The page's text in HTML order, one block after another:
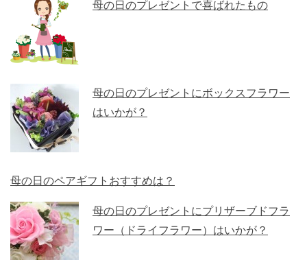
母の日のプレゼントで喜ばれたもの
母の日のプレゼントにボックスフラワー
はいかが？
母の日のペアギフトおすすめは？
母の日のプレゼントにプリザーブドフラ
ワー（ドライフラワー）はいかが？